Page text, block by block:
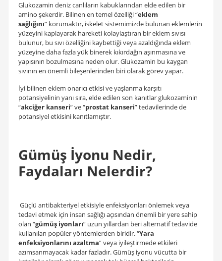
Glukozamin deniz canlıların kabuklarından elde edilen bir
amino şekerdir. Bilinen en temel özelliği “eklem
sağlığını” korumaktır, iskelet sistemimizde bulunan eklemlerin
yüzeyini kaplayarak hareketi kolaylaştıran bir eklem sıvısı
bulunur, bu sıvı özelliğini kaybettiği veya azaldığında eklem
yüzeyine daha fazla yük binerek kıkırdağın aşınmasına ve
yapısının bozulmasına neden olur. Glukozamin bu kaygan
sıvının en önemli bileşenlerinden biri olarak görev yapar.
İyi bilinen eklem onarıcı etkisi ve yaşlanma karşıtı
potansiyelinin yanı sıra, elde edilen son kanıtlar glukozaminin
“akciğer kanseri” ve “prostat kanseri” tedavilerinde de
potansiyel etkisini kanıtlamıştır.
Gümüş İyonu Nedir,
Faydaları Nelerdir?
Güçlü antibakteriyel etkisiyle enfeksiyonları önlemek veya
tedavi etmek için insan sağlığı açısından önemli bir yere sahip
olan “gümüş iyonları” uzun yıllardan beri alternatif tedavide
kullanılan popüler yöntemlerden biridir. “Yara
enfeksiyonlarını azaltma” veya iyileştirmede etkileri
azımsanmayacak kadar fazladır. Gümüş iyonu vücutta bir